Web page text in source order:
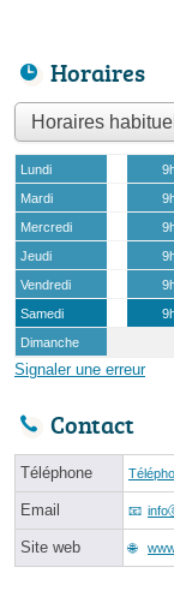
Horaires
Lundi
Mardi
Mercredi
Jeudi
Vendredi
Samedi
Dimanche
Signaler une erreur
Contact
Téléphone
Email
Site web